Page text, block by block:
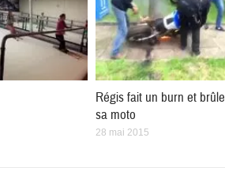
Régis fait un burn et brûle
sa moto
28 mai 2015